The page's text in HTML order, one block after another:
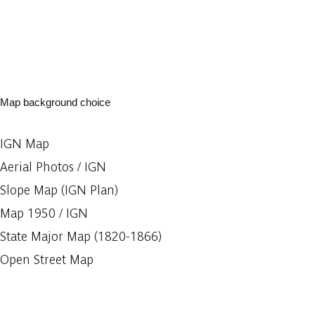
Map background choice
IGN Map
Aerial Photos / IGN
Slope Map (IGN Plan)
Map 1950 / IGN
State Major Map (1820-1866)
Open Street Map